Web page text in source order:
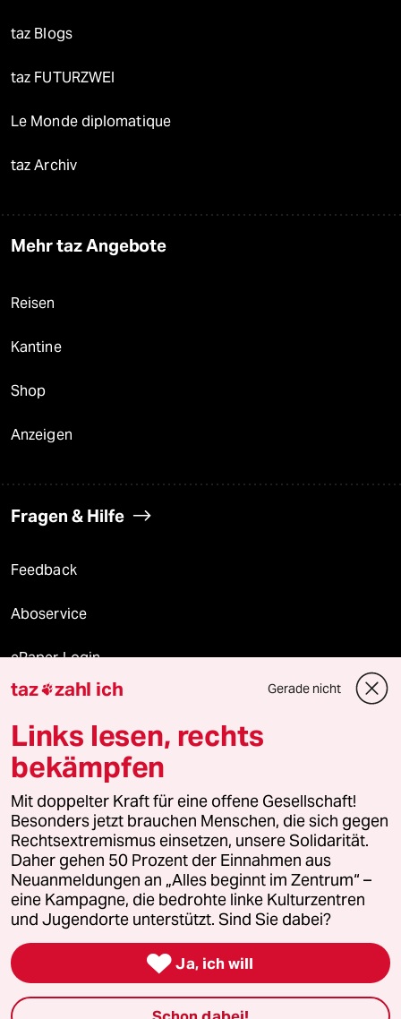
taz Blogs
taz FUTURZWEI
Le Monde diplomatique
taz Archiv
Mehr taz Angebote
Reisen
Kantine
Shop
Anzeigen
Fragen & Hilfe
Feedback
Aboservice
ePaper Login
Downloads für Abonnierende
© 2026 taz Verlags und Vertriebs GmbH
Alle Rechte vorbehalten. Bei rechtlichen Fragen oder für Genehmigungen
wenden Sie sich bitte an
lizenzen@taz.de
Feedback Redaktionsstatut Kommune-Richtlinien
Leitlinie Informant Datenschutz Impressum AGB
Seitenwende Einwilligungen widerrufen (Ads)
taz zahl ich Gerade nicht
Links lesen, rechts
bekämpfen
Mit doppelter Kraft für eine offene Gesellschaft!
Besonders jetzt brauchen Menschen, die sich gegen
Rechtsextremismus einsetzen, unsere Solidarität.
Daher gehen 50 Prozent der Einnahmen aus
Neuanmeldungen an „Alles beginnt im Zentrum“ –
eine Kampagne, die bedrohte linke Kulturzentren
und Jugendorte unterstützt. Sind Sie dabei?
 Ja, ich will